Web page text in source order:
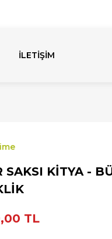
İLETİŞİM
SAKSI KİTYA -
TL